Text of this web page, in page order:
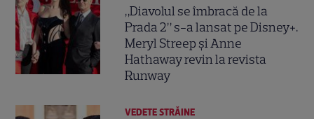
„Diavolul se îmbracă de la
Prada 2” s-a lansat pe Disney+.
Meryl Streep și Anne
Hathaway revin la revista
Runway
VEDETE STRĂINE